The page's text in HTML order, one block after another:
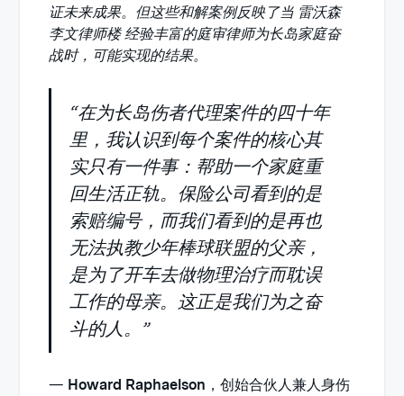
证未来成果。但这些和解案例反映了当 雷沃森
李文律师楼 经验丰富的庭审律师为长岛家庭奋
战时，可能实现的结果。
“在为长岛伤者代理案件的四十年
里，我认识到每个案件的核心其
实只有一件事：帮助一个家庭重
回生活正轨。保险公司看到的是
索赔编号，而我们看到的是再也
无法执教少年棒球联盟的父亲，
是为了开车去做物理治疗而耽误
工作的母亲。这正是我们为之奋
斗的人。”
— Howard Raphaelson ，创始合伙人兼人身伤